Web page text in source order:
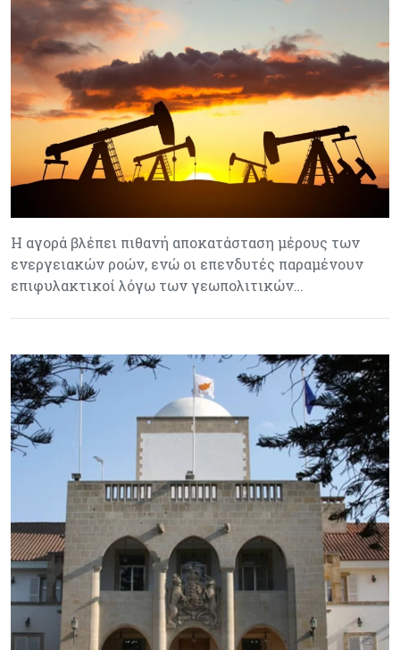
Η αγορά βλέπει πιθανή αποκατάσταση μέρους των
ενεργειακών ροών, ενώ οι επενδυτές παραμένουν
επιφυλακτικοί λόγω των γεωπολιτικών…